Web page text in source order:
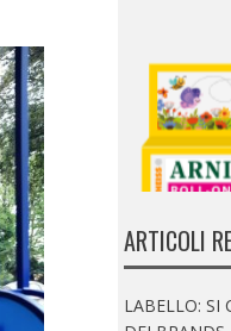
ROLL ON DR.
Al mare o in
ARTICOLI
LABELLO: SI